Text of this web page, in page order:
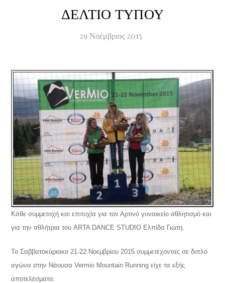
ΔΕΛΤΙΟ ΤΥΠΟΥ
29 Νοέμβριος 2015
Κάθε συμμετοχή και επιτυχία για τον Αρτινό γυναικείο αθλητισμό και
για την αθλήτρια του ARTA DANCE STUDIO Ελπίδα Γιώτη.
Το Σαββατοκύριακο 21-22 Νοεμβρίου 2015 συμμετέχοντας σε διπλό
αγώνα στην Νάουσα Vermio Mountain Running είχε τα εξής
αποτελέσματα: